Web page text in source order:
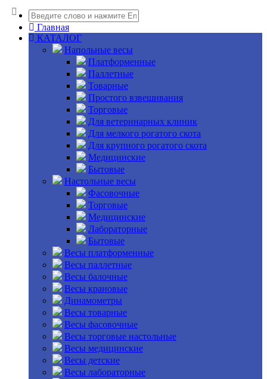
Главная
КАТАЛОГ
Напольные весы
Платформенные
Паллетные
Товарные
Простого взвешивания
Торговые
Для ветеринарных клиник
Для мелкого рогатого скота
Для крупного рогатого скота
Медицинские
Бытовые
Настольные весы
Фасовочные
Торговые
Медицинские
Лабораторные
Бытовые
Весы платформенные
Весы паллетные
Весы балочные
Весы крановые
Динамометры
Весы товарные
Весы фасовочные
Весы торговые настольные
Весы медицинские
Весы детские
Весы лабораторные